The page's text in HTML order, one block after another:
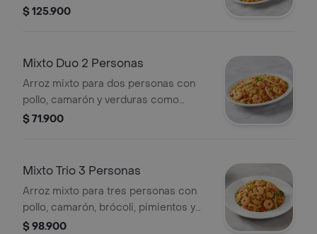
pimientos y arvejas.
$ 125.900
Mixto Duo 2 Personas
Arroz mixto para dos personas con
pollo, camarón y verduras como
pimientos y arvejas.
$ 71.900
Mixto Trio 3 Personas
Arroz mixto para tres personas con
pollo, camarón, brócoli, pimientos y
arvejas.
$ 98.900